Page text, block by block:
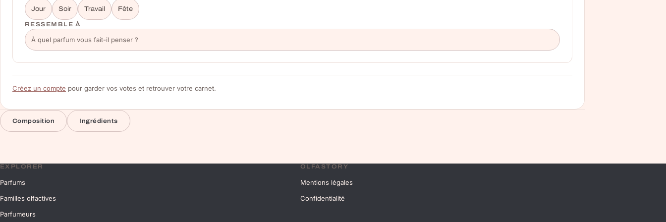
Jour Soir Travail Fête
RESSEMBLE À
Créez un compte pour garder vos votes et retrouver votre carnet.
Composition Ingrédients
EXPLORER
Parfums
Familles olfactives
Parfumeurs
OLFASTORY
Mentions légales
Confidentialité